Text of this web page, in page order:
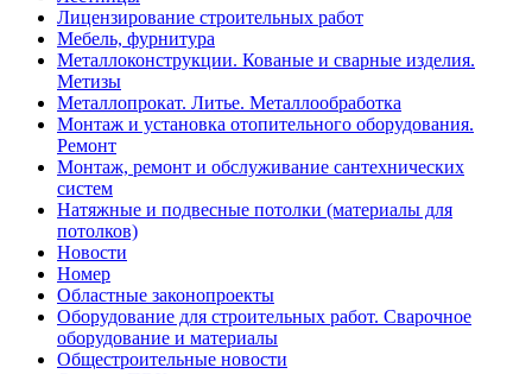
Лицензирование строительных работ
Мебель, фурнитура
Металлоконструкции. Кованые и сварные изделия.
Метизы
Металлопрокат. Литье. Металлообработка
Монтаж и установка отопительного оборудования.
Ремонт
Монтаж, ремонт и обслуживание сантехнических
систем
Натяжные и подвесные потолки (материалы для
потолков)
Новости
Номер
Областные законопроекты
Оборудование для строительных работ. Сварочное
оборудование и материалы
Общестроительные новости